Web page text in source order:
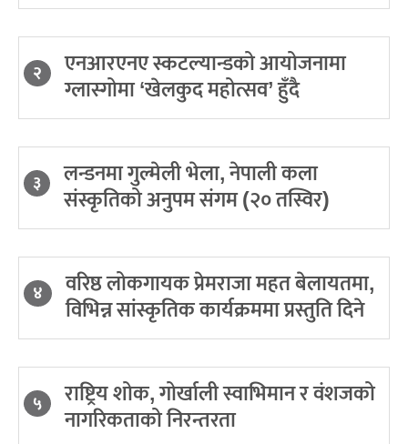
२ एनआरएनए स्कटल्यान्डको आयोजनामा
ग्लास्गोमा ‘खेलकुद महोत्सव’ हुँदै
३ लन्डनमा गुल्मेली भेला, नेपाली कला
संस्कृतिको अनुपम संगम (२० तस्विर)
४ वरिष्ठ लोकगायक प्रेमराजा महत बेलायतमा,
विभिन्न सांस्कृतिक कार्यक्रममा प्रस्तुति दिने
५ राष्ट्रिय शोक, गोर्खाली स्वाभिमान र वंशजको
नागरिकताको निरन्तरता